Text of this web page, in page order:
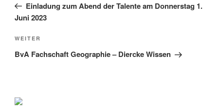
BeitragEinladung zum Abend der Talente am Donnerstag 1.
Juni 2023
Nächster
Beitrag
WEITER
BvA Fachschaft Geographie – Diercke Wissen